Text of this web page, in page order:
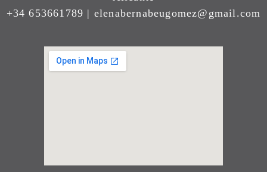
+34 653661789 | elenabernabeugomez@gmail.com